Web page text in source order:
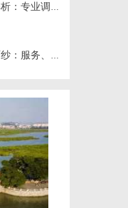
查助您安心
与法律解析